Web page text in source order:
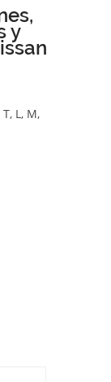
y
T, L, M,